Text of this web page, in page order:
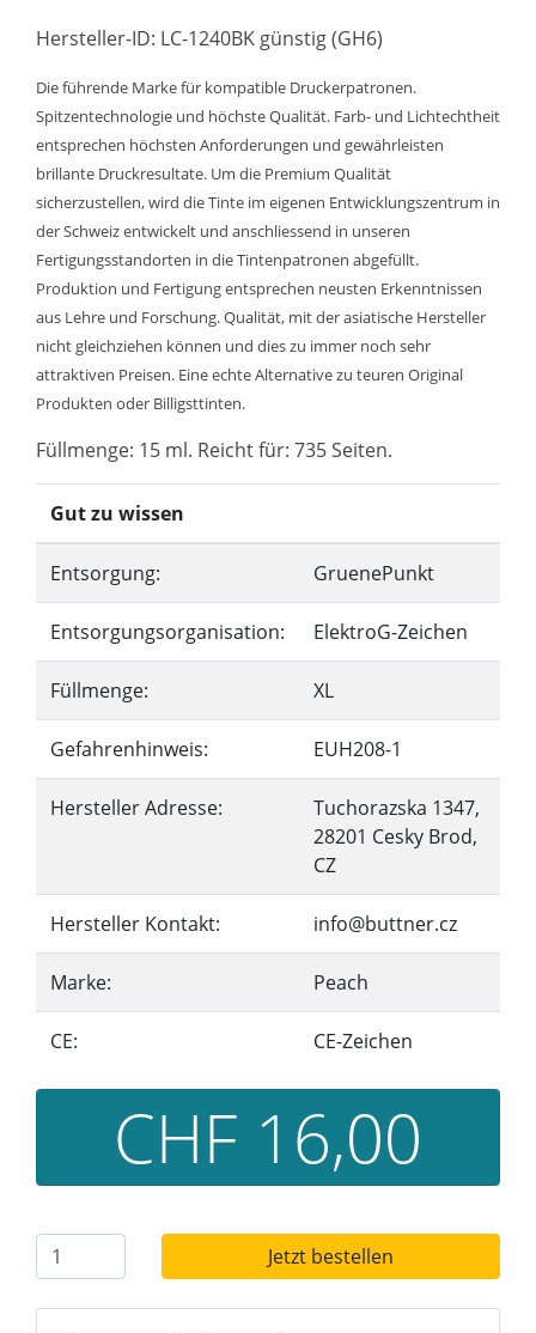
Hersteller-ID: LC-1240BK günstig (GH6)
Die führende Marke für kompatible Druckerpatronen.
Spitzentechnologie und höchste Qualität. Farb- und Lichtechtheit
entsprechen höchsten Anforderungen und gewährleisten
brillante Druckresultate. Um die Premium Qualität
sicherzustellen, wird die Tinte im eigenen Entwicklungszentrum in
der Schweiz entwickelt und anschliessend in unseren
Fertigungsstandorten in die Tintenpatronen abgefüllt.
Produktion und Fertigung entsprechen neusten Erkenntnissen
aus Lehre und Forschung. Qualität, mit der asiatische Hersteller
nicht gleichziehen können und dies zu immer noch sehr
attraktiven Preisen. Eine echte Alternative zu teuren Original
Produkten oder Billigsttinten.
Füllmenge: 15 ml. Reicht für: 735 Seiten.
Gut zu wissen
Entsorgung: GruenePunkt
Entsorgungsorganisation: ElektroG-Zeichen
Füllmenge: XL
Gefahrenhinweis: EUH208-1
Hersteller Adresse:
Tuchorazska 1347,
28201 Cesky Brod,
CZ
Hersteller Kontakt: info@buttner.cz
Marke: Peach
CE: CE-Zeichen
CHF 16,00
Jetzt bestellen